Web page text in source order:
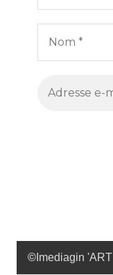
© Imediagin 'ART